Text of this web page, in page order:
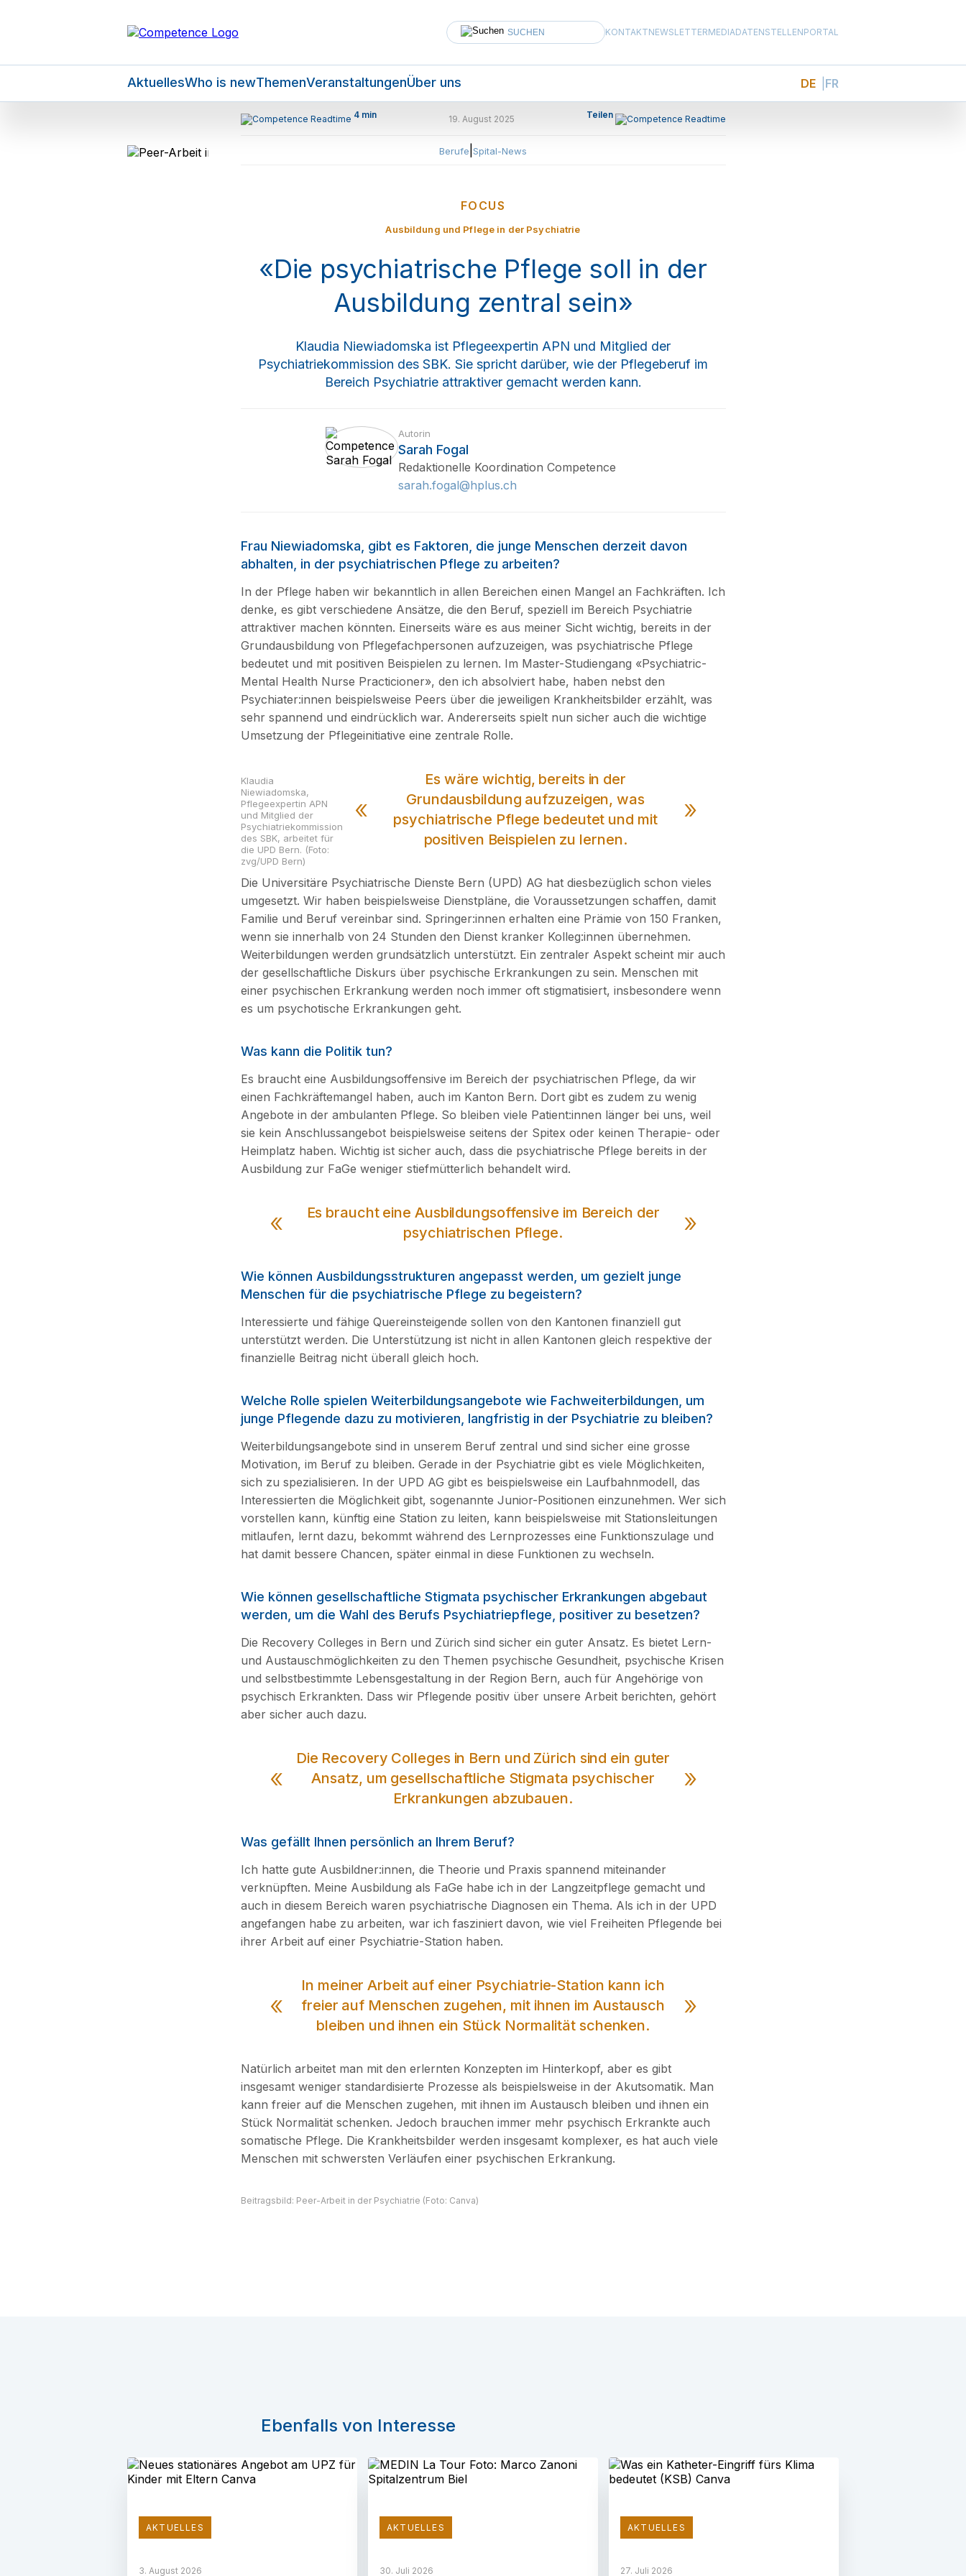
KONTAKTNEWSLETTERMEDIADATENSTELLENPORTAL
AktuellesWho is newThemenVeranstaltungenÜber uns DE FR
4 min 19. August 2025 Teilen
Berufe Spital-News
FOCUS
Ausbildung und Pflege in der Psychiatrie
«Die psychiatrische Pflege soll in der
Ausbildung zentral sein»
Klaudia Niewiadomska ist Pflegeexpertin APN und Mitglied der
Psychiatriekommission des SBK. Sie spricht darüber, wie der Pflegeberuf im
Bereich Psychiatrie attraktiver gemacht werden kann.
Autorin
Sarah Fogal
Redaktionelle Koordination Competence
sarah.fogal@hplus.ch
Frau Niewiadomska, gibt es Faktoren, die junge Menschen derzeit davon
abhalten, in der psychiatrischen Pflege zu arbeiten?
In der Pflege haben wir bekanntlich in allen Bereichen einen Mangel an Fachkräften. Ich
denke, es gibt verschiedene Ansätze, die den Beruf, speziell im Bereich Psy­chiatrie
attraktiver machen könnten. Einerseits wäre es aus meiner Sicht wichtig, bereits in der
Grundausbildung von Pflegefachpersonen aufzuzeigen, was psychiatrische Pflege
bedeutet und mit positiven Beispielen zu lernen. Im Master-Studiengang «Psychiatric-
Mental Health Nurse Practicioner», den ich absolviert habe, haben nebst den
Psychiater:innen beispielsweise Peers über die jeweiligen Krankheitsbilder erzählt, was
sehr spannend und eindrücklich war. Andererseits spielt nun sicher auch die wichtige
Umsetzung der Pflegeinitiative eine zentrale Rolle.
Klaudia
Niewiadomska,
Pflegeexpertin APN
und Mitglied der
Psychiatriekommission
des SBK, arbeitet für
die UPD Bern. (Foto:
zvg/UPD Bern)
Es wäre wichtig, bereits in der
Grundausbildung aufzuzeigen, was
psychiatrische Pflege bedeutet und mit
positiven Beispielen zu lernen.
Die Universitäre Psychiatrische Dienste Bern (UPD) AG hat diesbezüglich schon vieles
umgesetzt. Wir haben beispielsweise Dienstpläne, die Voraussetzungen schaffen, damit
Familie und Beruf vereinbar sind. Springer:innen erhalten eine Prämie von 150 Franken,
wenn sie innerhalb von 24 Stunden den Dienst kranker Kolleg:innen übernehmen.
Weiterbildungen werden grundsätzlich unterstützt. Ein zentraler Aspekt scheint mir auch
der gesellschaftliche Diskurs über psychische Erkrankungen zu sein. Menschen mit
einer psychischen Erkrankung werden noch immer oft stigmatisiert, insbesondere wenn
es um psychotische Erkrankungen geht.
Was kann die Politik tun?
Es braucht eine Ausbildungsoffensive im Bereich der psy­chiatrischen Pflege, da wir
einen Fachkräftemangel haben, auch im Kanton Bern. Dort gibt es zudem zu wenig
Angebote in der ambulanten Pflege. So bleiben viele Patient:innen länger bei uns, weil
sie kein Anschlussangebot beispielsweise seitens der Spitex oder keinen Therapie- oder
Heimplatz haben. Wichtig ist sicher auch, dass die psychiatrische Pflege bereits in der
Ausbildung zur FaGe weniger stiefmütterlich behandelt wird.
Es braucht eine Ausbildungsoffensive im Bereich der
psychiatrischen Pflege.
Wie können Ausbildungsstrukturen angepasst werden, um gezielt junge
Menschen für die psy­chiatrische Pflege zu begeistern?
Interessierte und fähige Quereinsteigende sollen von den Kantonen finanziell gut
unterstützt werden. Die Unterstützung ist nicht in allen Kantonen gleich respektive der
finanzielle Beitrag nicht überall gleich hoch.
Welche Rolle spielen Weiterbildungsangebote wie Fachweiterbildungen, um
junge Pflegende dazu zu motivieren, langfristig in der Psychiatrie zu bleiben?
Weiterbildungsangebote sind in unserem Beruf zentral und sind sicher eine grosse
Motivation, im Beruf zu bleiben. Gerade in der Psychiatrie gibt es viele Möglichkeiten,
sich zu spezialisieren. In der UPD AG gibt es beispielsweise ein Laufbahnmodell, das
Interessierten die Möglichkeit gibt, sogenannte Junior-Positionen einzunehmen. Wer sich
vorstellen kann, künftig eine Station zu leiten, kann beispielsweise mit Stationsleitungen
mitlaufen, lernt dazu, bekommt während des Lernprozesses eine Funktionszulage und
hat damit bessere Chancen, später einmal in diese Funktionen zu wechseln.
Wie können gesellschaftliche Stigmata psychischer Erkrankungen abgebaut
werden, um die Wahl des Berufs Psychiatriepflege, positiver zu besetzen?
Die Recovery Colleges in Bern und Zürich sind sicher ein guter Ansatz. Es bietet Lern-
und Austauschmöglichkeiten zu den Themen psychische Gesundheit, psychische Krisen
und selbstbestimmte Lebensgestaltung in der Region Bern, auch für Angehörige von
psychisch Erkrankten. Dass wir Pflegende positiv über unsere Arbeit berichten, gehört
aber sicher auch dazu.
Die Recovery Colleges in Bern und Zürich sind ein guter
Ansatz, um gesellschaftliche Stigmata psychischer
Erkrankungen abzubauen.
Was gefällt Ihnen persönlich an Ihrem Beruf?
Ich hatte gute Ausbildner:innen, die Theorie und Praxis spannend miteinander
verknüpften. Meine Ausbildung als FaGe habe ich in der Langzeitpflege gemacht und
auch in diesem Bereich waren psychiatrische Diagnosen ein Thema. Als ich in der UPD
angefangen habe zu arbeiten, war ich fasziniert davon, wie viel Freiheiten Pflegende bei
ihrer Arbeit auf einer Psychiatrie-Station haben.
In meiner Arbeit auf einer Psychiatrie-Station kann ich
freier auf Menschen zugehen, mit ihnen im Austausch
bleiben und ihnen ein Stück Normalität schenken.
Natürlich arbeitet man mit den erlernten Konzepten im Hinterkopf, aber es gibt
insgesamt weniger standardisierte Prozesse als beispielsweise in der Akutsomatik. Man
kann freier auf die Menschen zugehen, mit ihnen im Austausch bleiben und ihnen ein
Stück Normalität schenken. Jedoch brauchen immer mehr psychisch Erkrankte auch
somatische Pflege. Die Krankheitsbilder werden insgesamt komplexer, es hat auch viele
Menschen mit schwersten Verläufen einer psychischen Erkrankung.
Beitragsbild: Peer-Arbeit in der Psychiatrie (Foto: Canva)
Ebenfalls von Interesse
AKTUELLES
3. August 2026
AKTUELLES
30. Juli 2026
AKTUELLES
27. Juli 2026